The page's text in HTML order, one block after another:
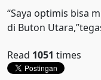
“Saya optimis bisa
di Buton
Read 1051 times